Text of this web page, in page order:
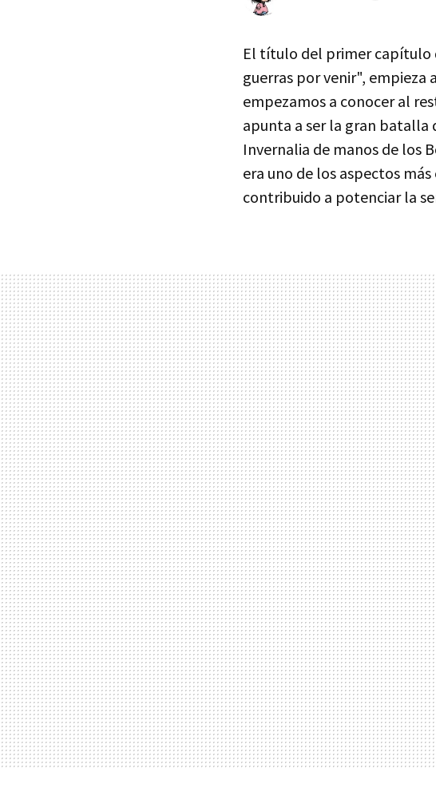
El título del primer capítulo
guerras por venir", empieza
empezamos a conocer al
apunta a ser la gran
Invernalia de manos de los
era uno de los aspectos
contribuido a potenciar la